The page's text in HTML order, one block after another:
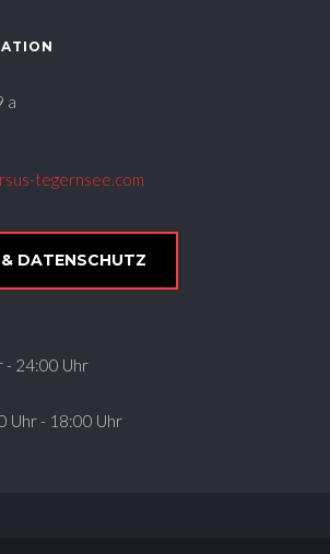
a
tegernsee.com
DATENSCHUTZ
- 24:00 Uhr
Uhr - 18:00 Uhr